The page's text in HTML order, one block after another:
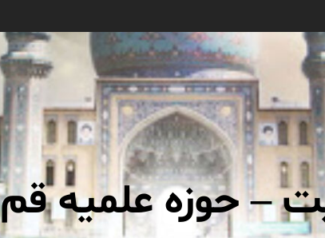
– حوزه علمیه قم